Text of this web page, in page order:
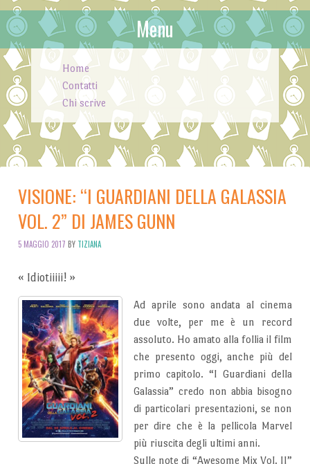
Menu
Skip to content
Home
Contatti
Chi scrive
VISIONE: “I GUARDIANI DELLA GALASSIA
VOL. 2” DI JAMES GUNN
5 MAGGIO 2017 BY TIZIANA
« Idiotiiiii! »
Ad aprile sono andata al cinema
due volte, per me è un record
assoluto. Ho amato alla follia il film
che presento oggi, anche più del
primo capitolo. “I Guardiani della
Galassia” credo non abbia bisogno
di particolari presentazioni, se non
per dire che è la pellicola Marvel
più riuscita degli ultimi anni.
Sulle note di “Awesome Mix Vol. II”